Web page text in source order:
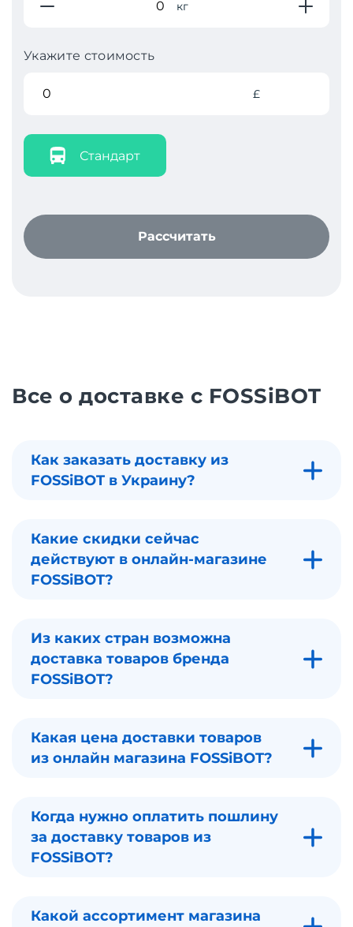
кг
Укажите стоимость
£
Стандарт
Рассчитать
Все о доставке с FOSSiBOT
Как заказать доставку из
FOSSiBOT в Украину?
Какие скидки сейчас
действуют в онлайн-магазине
FOSSiBOT?
Из каких стран возможна
доставка товаров бренда
FOSSiBOT?
Какая цена доставки товаров
из онлайн магазина FOSSiBOT?
Когда нужно оплатить пошлину
за доставку товаров из
FOSSiBOT?
Какой ассортимент магазина